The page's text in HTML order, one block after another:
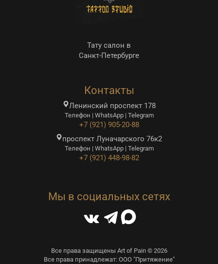
Тату салон в
Санкт-Петербурге
Контакты
Ленинский проспект 178
Телефон | WhatsApp | Telegram
+7 (921) 905-20-88
проспект Луначарского 76к2
Телефон | WhatsApp | Telegram
+7 (921) 448-98-82
Мы в социальных сетях
Все права защищены Art of Pain © 2026
Все права принадлежат: ООО "Притяжение"